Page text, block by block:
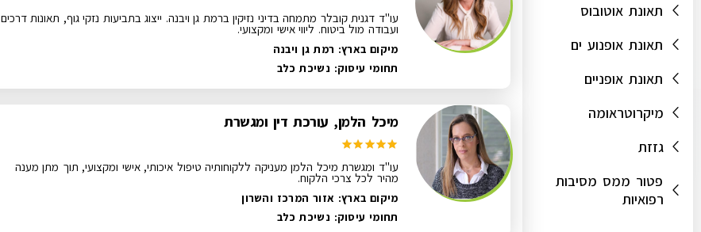
תאונת אוטובוס
תאונת אופנוע ים
תאונת אופניים
מיקרוטראומה
גזזת
פטור ממס מסיבות
רפואיות
עו"ד דגנית קובלר מתמחה בדיני נזיקין ברמת גן ויבנה. ייצוג בתביעות נזקי גוף, תאונות דרכים
ועבודה מול ביטוח. ליווי אישי ומקצועי.
מיקום בארץ: רמת גן ויבנה
תחומי עיסוק: נשיכת כלב
מיכל הלמן, עורכת דין ומגשרת
עו"ד ומגשרת מיכל הלמן מעניקה ללקוחותיה טיפול איכותי, אישי ומקצועי, תוך מתן מענה
מהיר לכל צרכי הלקוח.
מיקום בארץ: אזור המרכז והשרון
תחומי עיסוק: נשיכת כלב